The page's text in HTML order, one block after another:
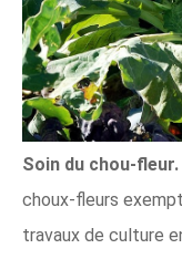
Soin du chou-fleur.
choux-fleurs
travaux de culture